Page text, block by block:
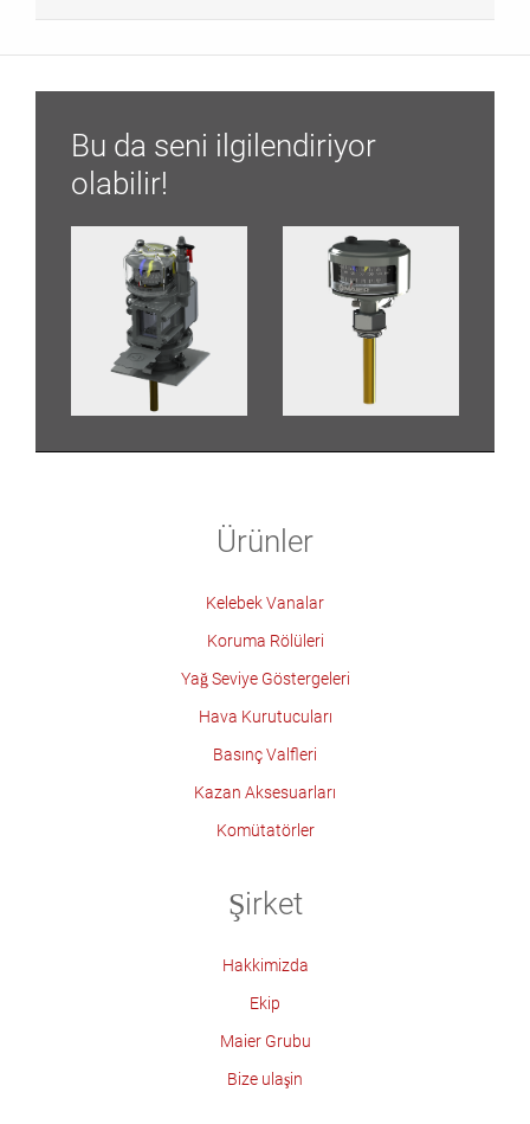
Bu da seni ilgilendiriyor
olabilir!
Ürünler
Kelebek Vanalar
Koruma Rölüleri
Yağ Seviye Göstergeleri
Hava Kurutucuları
Basınç Valfleri
Kazan Aksesuarları
Komütatörler
Şirket
Hakkimizda
Ekip
Maier Grubu
Bize ulaşin